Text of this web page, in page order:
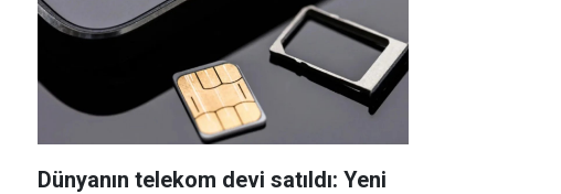
Dünyanın telekom devi satıldı: Yeni